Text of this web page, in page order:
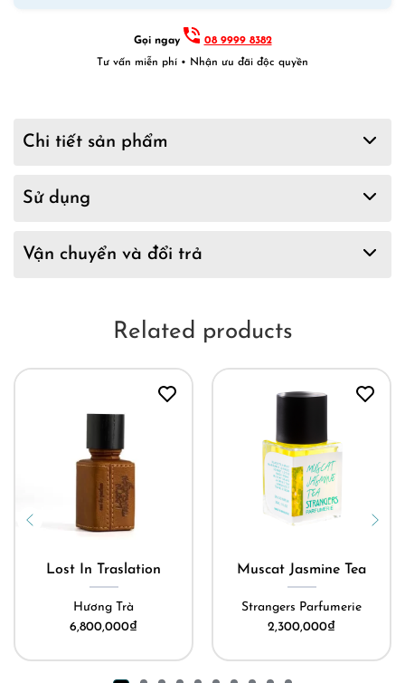
Gọi ngay
08 9999 8382
Tư vấn miễn phí • Nhận ưu đãi độc quyền
Chi tiết sản phẩm
Sử dụng
Vận chuyển và đổi trả
Related products
Lost In Traslation
Hương Trà
6,800,000₫
Muscat Jasmine Tea
Strangers Parfumerie
2,300,000₫